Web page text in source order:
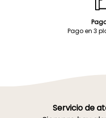
Pago en 3
Servicio de